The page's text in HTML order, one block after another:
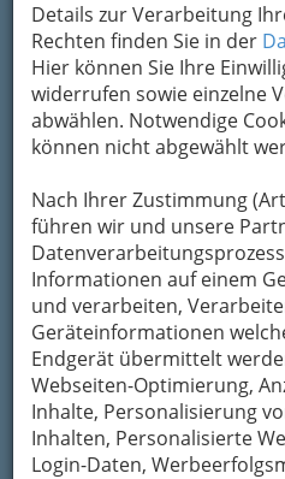
Details zur Verarbeitung
Rechten finden Sie in der
Hier können Sie Ihre
widerrufen sowie einzelne
abwählen. Notwendige
können nicht abgewählt
Nach Ihrer Zustimmung
führen wir und unsere
Informationen auf einem
und verarbeiten,
Geräteinformationen
Endgerät übermittelt
Webseiten-Optimierung,
Inhalte, Personalisierung
Inhalten, Personalisierte
Login-Daten,
Sounding Schlossberg
Schlossberg am 20.
Sounding
2013